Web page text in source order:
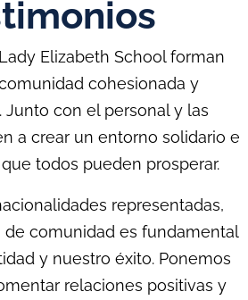
Elizabeth School forman
cohesionada y
con el personal y las
a crear un entorno solidario e
todos pueden prosperar.
representadas,
comunidad es fundamental
y nuestro éxito. Ponemos
relaciones positivas y